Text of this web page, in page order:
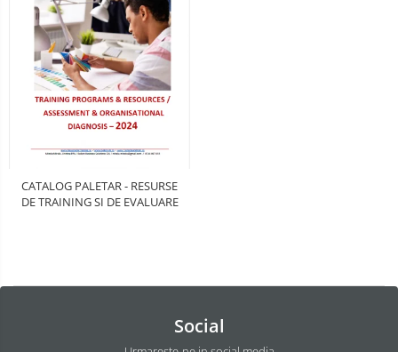
CATALOG PALETAR - RESURSE
DE TRAINING SI DE EVALUARE
Social